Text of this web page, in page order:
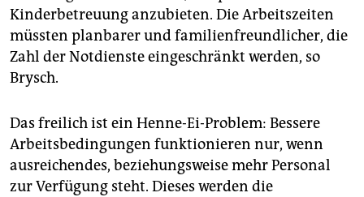
Kinderbetreuung anzubieten. Die Arbeitszeiten
müssten planbarer und familienfreundlicher, die
Zahl der Notdienste eingeschränkt werden, so
Brysch.
Das freilich ist ein Henne-Ei-Problem: Bessere
Arbeitsbedingungen funktionieren nur, wenn
ausreichendes, beziehungsweise mehr Personal
zur Verfügung steht. Dieses werden die